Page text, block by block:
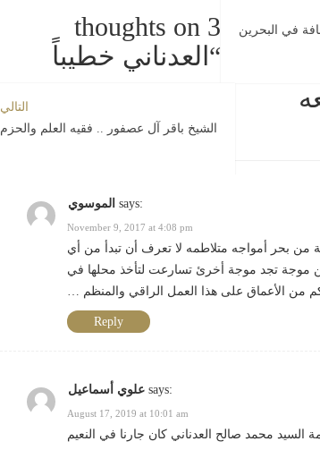
في البحرين
التالي
الشيخ باقر آل عصفور .. فقيه العلم والحزم
3 thoughts on
“العدناني خطيباً
الموسوي says:
November 9, 2017 at 4:08 pm
من بحر أمواجه متلاطمه لا تعرف أن تبدأ من أي
موجة تجد موجة أخرئ تسارعت لتأخذ محلها في
من الأعماق على هذا العمل الراقي والمنظم …
Reply
علوي أسماعيل says:
August 17, 2019 at 10:01 am
السيد محمد صالح العدناني كان جارنا في النعيم